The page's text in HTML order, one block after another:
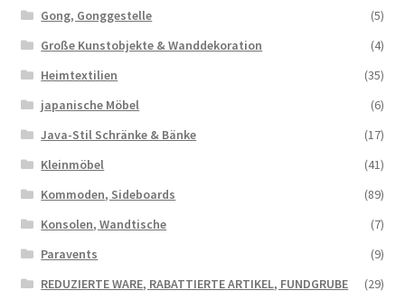
Gong, Gonggestelle
(5)
Große Kunstobjekte & Wanddekoration
(4)
Heimtextilien
(35)
japanische Möbel
(6)
Java-Stil Schränke & Bänke
(17)
Kleinmöbel
(41)
Kommoden, Sideboards
(89)
Konsolen, Wandtische
(7)
Paravents
(9)
REDUZIERTE WARE, RABATTIERTE ARTIKEL, FUNDGRUBE
(29)